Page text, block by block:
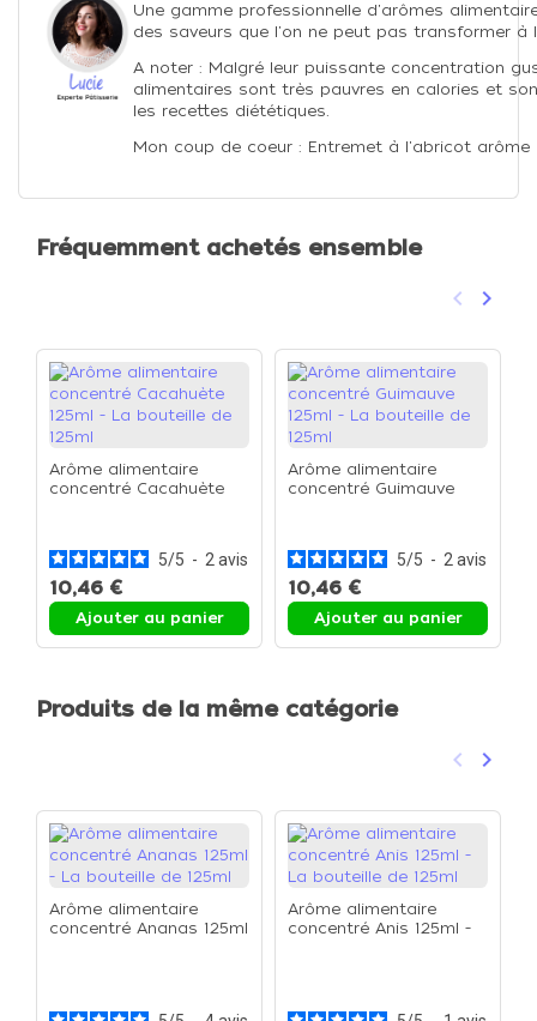
Une gamme professionnelle d'arômes
des saveurs que l'on ne peut pas transformer à
A noter : Malgré leur puissante concentration
alimentaires sont très pauvres en calories et
les recettes diététiques.
Mon coup de coeur : Entremet à l'abricot arôme
Fréquemment achetés ensemble
Précédent
keyboard_arrow_left keyboard_arrow_right
Arôme alimentaire
concentré Cacahuète
5/5 - 2avis
10,46 €
Ajouter au panier
Arôme alimentaire
concentré Guimauve
5/5 - 2avis
10,46 €
Ajouter au panier
Produits de la même catégorie
Précédent
keyboard_arrow_left keyboard_arrow_right
Arôme alimentaire
concentré Ananas 125ml
Arôme alimentaire
concentré Anis 125ml -